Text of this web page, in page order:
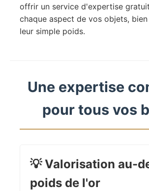
offrir un service d'expertise
chaque aspect de vos objets,
leur simple poids.
Une expertise
pour tous vos
💡Valorisation au-
poids de l'or